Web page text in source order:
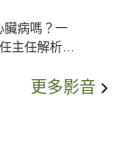
臟病嗎？一
主任解析支
更多影音